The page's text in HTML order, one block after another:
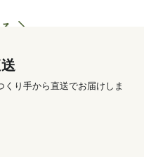
り手から直送でお届けしま